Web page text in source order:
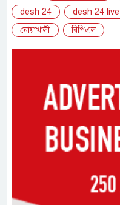
desh 24
desh 24 live
নোয়াখালী
বিপিএল